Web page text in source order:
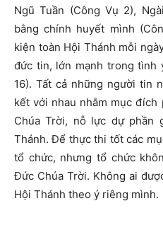
Ngũ Tuần (Công Vụ 2),
bằng chính huyết mình
kiện toàn Hội Thánh mỗi
đức tin, lớn mạnh trong tình
16). Tất cả những người tin
kết với nhau nhằm mục
Chúa Trời, nỗ lực dự phần
Thánh. Để thực thi tốt các
tổ chức, nhưng tổ chức
Đức Chúa Trời. Không ai
Hội Thánh theo ý riêng mình.